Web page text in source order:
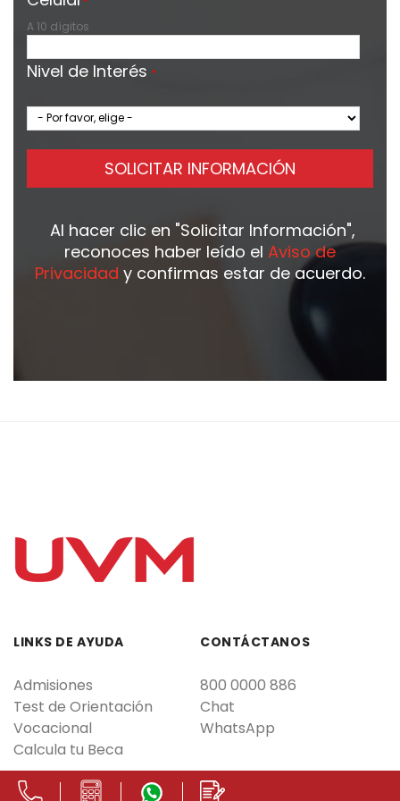
A 10 dígitos
Nivel de Interés *
SOLICITAR INFORMACIÓN
Al hacer clic en "Solicitar Información",
reconoces haber leído el Aviso de
Privacidad y confirmas estar de acuerdo.
LINKS DE AYUDA
Admisiones
Test de Orientación
Vocacional
Calcula tu Beca
CONTÁCTANOS
800 0000 886
Chat
WhatsApp